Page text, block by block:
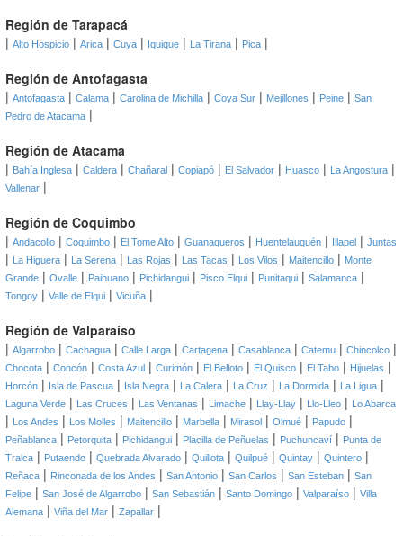
Región de Tarapacá
| Alto Hospicio | Arica | Cuya | Iquique | La Tirana | Pica |
Región de Antofagasta
| Antofagasta | Calama | Carolina de Michilla | Coya Sur | Mejillones | Peine | San
Pedro de Atacama |
Región de Atacama
| Bahía Inglesa | Caldera | Chañaral | Copiapó | El Salvador | Huasco | La Angostura |
Vallenar |
Región de Coquimbo
| Andacollo | Coquimbo | El Tome Alto | Guanaqueros | Huentelauquén | Illapel | Juntas
| La Higuera | La Serena | Las Rojas | Las Tacas | Los Vilos | Maitencillo | Monte
Grande | Ovalle | Paihuano | Pichidangui | Pisco Elqui | Punitaqui | Salamanca |
Tongoy | Valle de Elqui | Vicuña |
Región de Valparaíso
| Algarrobo | Cachagua | Calle Larga | Cartagena | Casablanca | Catemu | Chincolco |
Chocota | Concón | Costa Azul | Curimón | El Belloto | El Quisco | El Tabo | Hijuelas |
Horcón | Isla de Pascua | Isla Negra | La Calera | La Cruz | La Dormida | La Ligua |
Laguna Verde | Las Cruces | Las Ventanas | Limache | Llay-Llay | Llo-Lleo | Lo Abarca
| Los Andes | Los Molles | Maitencillo | Marbella | Mirasol | Olmué | Papudo |
Peñablanca | Petorquita | Pichidangui | Placilla de Peñuelas | Puchuncaví | Punta de
Tralca | Putaendo | Quebrada Alvarado | Quillota | Quilpué | Quintay | Quintero |
Reñaca | Rinconada de los Andes | San Antonio | San Carlos | San Esteban | San
Felipe | San José de Algarrobo | San Sebastián | Santo Domingo | Valparaíso | Villa
Alemana | Viña del Mar | Zapallar |